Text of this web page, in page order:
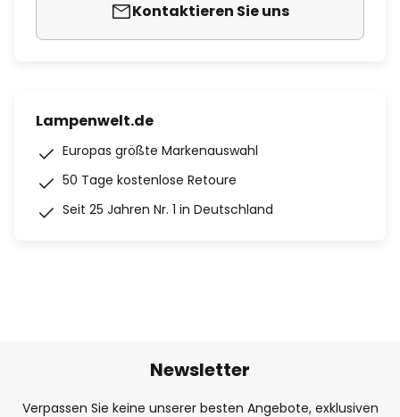
Kontaktieren Sie uns
Lampenwelt.de
Europas größte Markenauswahl
50 Tage kostenlose Retoure
Seit 25 Jahren Nr. 1 in Deutschland
Newsletter
Verpassen Sie keine unserer besten Angebote, exklusiven